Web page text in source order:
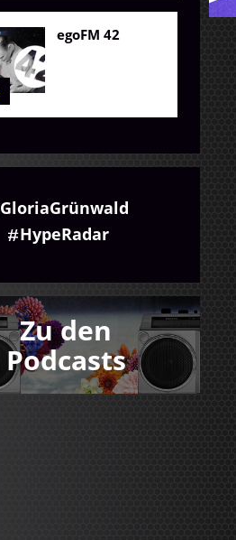
egoFM 42
GloriaGrünwald
HypeRadar
Zu den
Podcasts